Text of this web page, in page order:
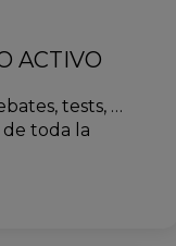
ACTIVO
tests, …
toda la